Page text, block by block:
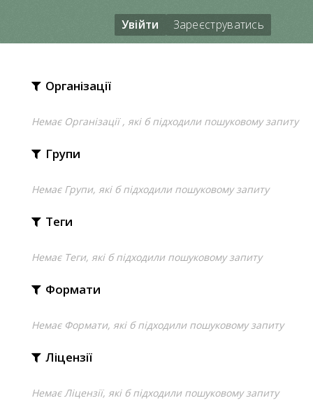
Увійти Зареєструватись
Організації
Немає Організації , які б підходили пошуковому запиту
Групи
Немає Групи, які б підходили пошуковому запиту
Теги
Немає Теги, які б підходили пошуковому запиту
Формати
Немає Формати, які б підходили пошуковому запиту
Ліцензії
Немає Ліцензії, які б підходили пошуковому запиту